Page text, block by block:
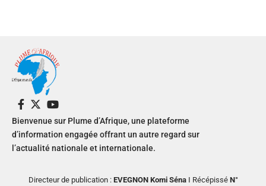
Bienvenue sur Plume d’Afrique, une plateforme
d’information engagée offrant un autre regard sur
l’actualité nationale et internationale.
Directeur de publication : EVEGNON Komi SénaI RécépisséN°